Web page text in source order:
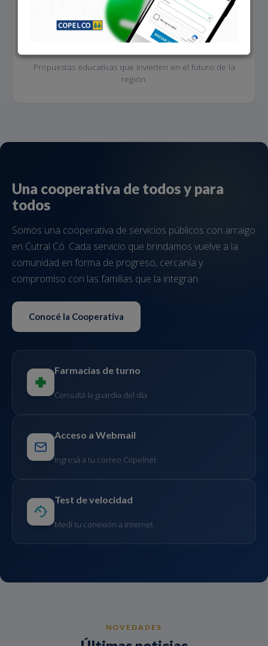
Propuestas educativas que invierten en el futuro de la
región.
Una cooperativa de todos y para
todos
Somos una cooperativa de servicios públicos con arraigo
en Cutral Có. Cada servicio que brindamos vuelve a la
comunidad en forma de progreso, cercanía y
compromiso con las familias que la integran.
Conocé la Cooperativa
Farmacias de turno
Consultá la guardia del día
Acceso a Webmail
Ingresá a tu correo Copelnet
Test de velocidad
Medí tu conexión a internet
NOVEDADES